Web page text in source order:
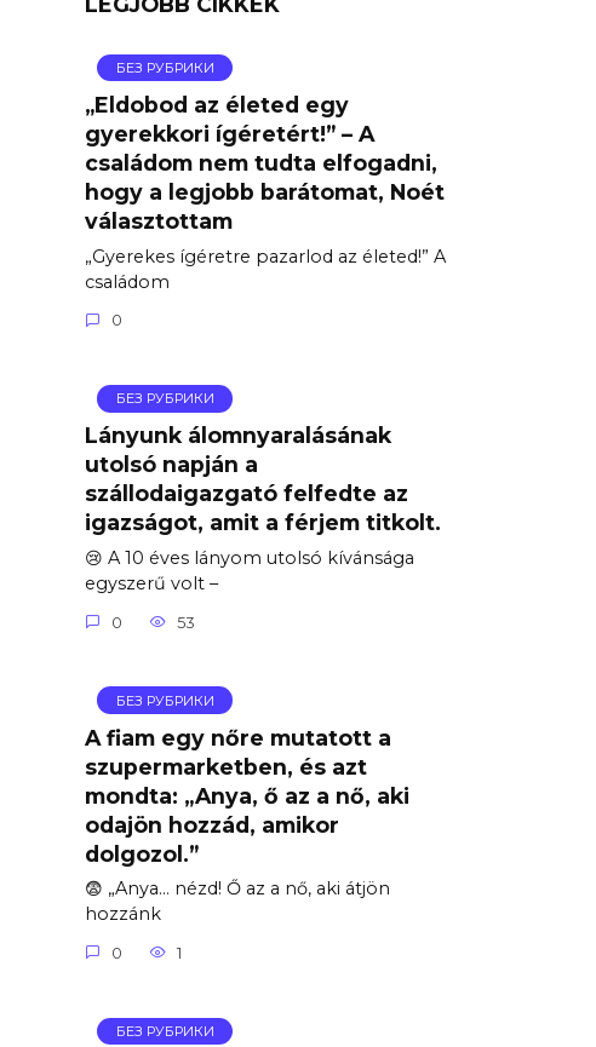
БЕЗ РУБРИКИ
„Eldobod az életed egy
gyerekkori ígéretért!” – A
családom nem tudta elfogadni,
hogy a legjobb barátomat, Noét
választottam
„Gyerekes ígéretre pazarlod az életed!” A
családom
0
БЕЗ РУБРИКИ
Lányunk álomnyaralásának
utolsó napján a
szállodaigazgató felfedte az
igazságot, amit a férjem titkolt.
😢 A 10 éves lányom utolsó kívánsága
egyszerű volt –
0 53
БЕЗ РУБРИКИ
A fiam egy nőre mutatott a
szupermarketben, és azt
mondta: „Anya, ő az a nő, aki
odajön hozzád, amikor
dolgozol.”
😨 „Anya… nézd! Ő az a nő, aki átjön
hozzánk
0 1
БЕЗ РУБРИКИ